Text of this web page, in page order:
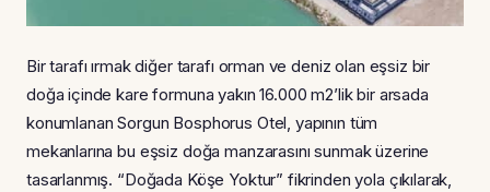
Bir tarafı ırmak diğer tarafı orman ve deniz olan eşsiz bir
doğa içinde kare formuna yakın 16.000 m2’lik bir arsada
konumlanan Sorgun Bosphorus Otel, yapının tüm
mekanlarına bu eşsiz doğa manzarasını sunmak üzerine
tasarlanmış. “Doğada Köşe Yoktur” fikrinden yola çıkılarak,